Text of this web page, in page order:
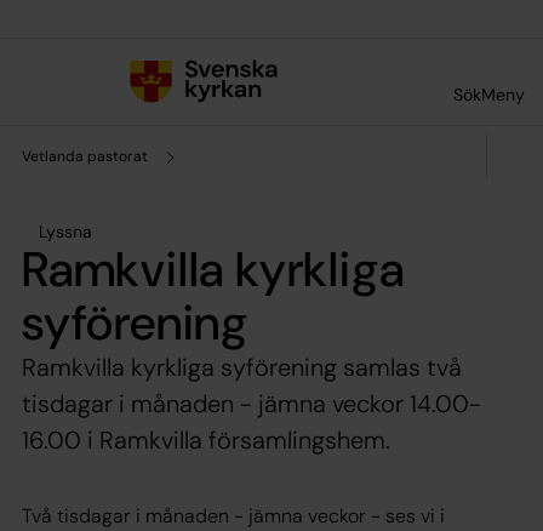
SökMeny
Vetlanda pastorat
Lyssna
Ramkvilla kyrkliga
syförening
Ramkvilla kyrkliga syförening samlas två
tisdagar i månaden - jämna veckor 14.00-
16.00 i Ramkvilla församlingshem.
Två tisdagar i månaden - jämna veckor - ses vi i